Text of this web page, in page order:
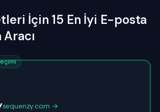
İçin 15 En İyi E-posta
sequenzy.com →